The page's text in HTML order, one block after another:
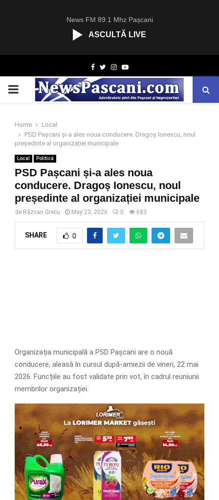
News FM 89.1 Mhz Pașcani
ASCULTĂ LIVE
Facebook
TwitterInstagram
Youtube
PRIMARY
Home
Local
PSD Pașcani și-a ales noua conducere. Dragoș Ionescu, noul
președinte al organizației municipale
Local Politică
PSD Pașcani și-a ales noua
conducere. Dragoș Ionescu, noul
președinte al organizației municipale
de Răzvan Grecu May 23, 2026 0 683
SHARE 0
Organizația municipală a PSD Pașcani are o nouă
conducere, aleasă în cursul după-amiezii de vineri, 22 mai
2026. Funcțiile au fost validate prin vot, în cadrul reuniunii
membrilor organizației.